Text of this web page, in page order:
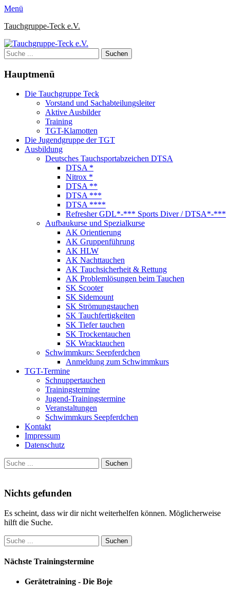
Zum
springen
Facebook
Instagram
Menü
Tauchgruppe-Teck e.V.
Suche
nach:
Hauptmenü
Die Tauchgruppe Teck
Vorstand und Sachabteilungsleiter
Aktive Ausbilder
Training
TGT-Klamotten
Die Jugendgruppe der TGT
Ausbildung
Deutsches Tauchsportabzeichen DTSA
DTSA *
Nitrox *
DTSA **
DTSA ***
DTSA ****
Refresher GDL*-*** Sports Diver / DTSA*-***
Aufbaukurse und Spezialkurse
AK Orientierung
AK Gruppenführung
AK HLW
AK Nachttauchen
AK Tauchsicherheit & Rettung
AK Problemlösungen beim Tauchen
SK Scooter
SK Sidemount
SK Strömungstauchen
SK Tauchfertigkeiten
SK Tiefer tauchen
SK Trockentauchen
SK Wracktauchen
Schwimmkurs: Seepferdchen
Anmeldung zum Schwimmkurs
TGT-Termine
Schnuppertauchen
Trainingstermine
Jugend-Trainingstermine
Veranstaltungen
Schwimmkurs Seepferdchen
Kontakt
Impressum
Datenschutz
Suche
Suche
nach:
Nichts gefunden
Es scheint, dass wir dir nicht weiterhelfen können. Möglicherweise
hilft die Suche.
Suche
nach:
Nächste Trainingstermine
Gerätetraining - Die Boje